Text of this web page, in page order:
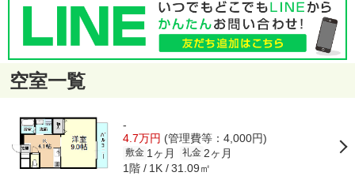
空室一覧
-
4.7万円 (管理費等：4,000円)
敷金 1ヶ月 礼金 2ヶ月
1階 1K 31.09㎡